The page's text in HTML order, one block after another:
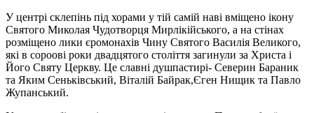
У центрі склепінь під хорами у тій самій наві вміщено ікону
Святого Миколая Чудотворця Мирлікійського, а на стінах
розміщено лики єромонахів Чину Святого Василія Великого,
які в сороові роки двадцятого століття загинули за Христа і
Його Святу Церкву. Це славні душпастирі- Северин Бараник
та Яким Сеньківський, Віталій Байрак,Єген Нищик та Павло
Жупанський.